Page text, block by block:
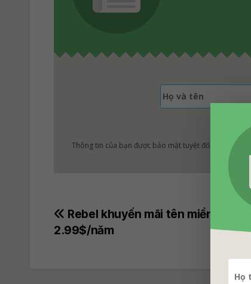
Thông tin của bạn được bảo mật tuyệt đối!
Post
navigation
Rebel khuyến mãi tên miền .CO chỉ
2.99$/năm